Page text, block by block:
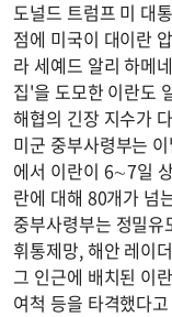
도널드 트럼프 미 대
점에 미국이 대이란
라 세예드 알리 하메
집'을 도모한 이란도
해협의 긴장 지수가
미군 중부사령부는
에서 이란이 6∼7일
란에 대해 80개가 넘
중부사령부는 정밀유
휘통제망, 해안 레이
그 인근에 배치된 이
여척 등을 타격했다